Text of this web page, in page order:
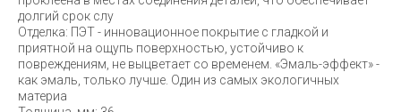
долгий срок слу
Отделка: ПЭТ - инновационное покрытие c гладкой и
приятной на ощупь поверхностью, устойчиво к
повреждениям, не выцветает со временем. «Эмаль-эффект» -
как эмаль, только лучше. Один из самых экологичных
материа